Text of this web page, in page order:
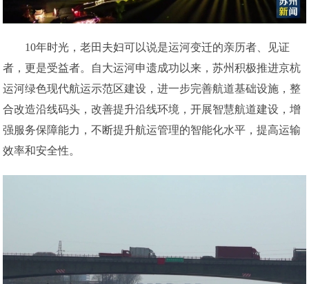
10年时光，老田夫妇可以说是运河变迁的亲历者、见证
者，更是受益者。自大运河申遗成功以来，苏州积极推进京杭
运河绿色现代航运示范区建设，进一步完善航道基础设施，整
合改造沿线码头，改善提升沿线环境，开展智慧航道建设，增
强服务保障能力，不断提升航运管理的智能化水平，提高运输
效率和安全性。